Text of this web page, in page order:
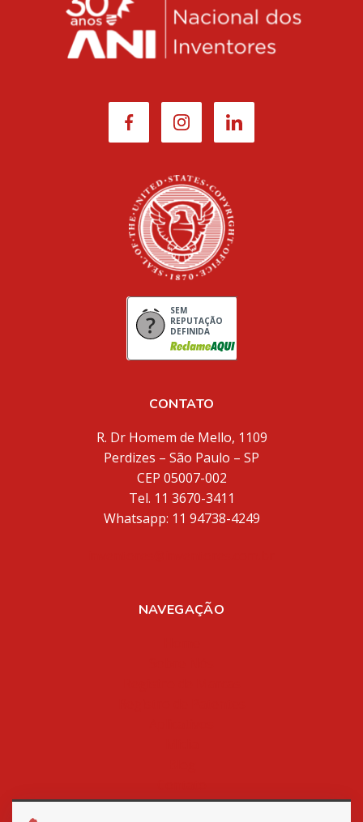
SEM
REPUTAÇÃO
DEFINIDA
CONTATO
R. Dr Homem de Mello, 1109
Perdizes – São Paulo – SP
CEP 05007-002
Tel. 11 3670-3411
Whatsapp: 11 94738-4249
NAVEGAÇÃO
Política de Privacidade